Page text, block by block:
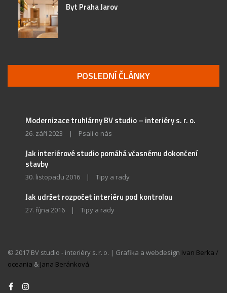
Byt Praha Jarov
POSLEDNÍ ČLÁNKY
Modernizace truhlárny BV studio – interiéry s. r. o.
26. září 2023 | Psali o nás
Jak interiérové studio pomáhá včasnému dokončení
stavby
30. listopadu 2016 | Tipy a rady
Jak udržet rozpočet interiéru pod kontrolou
27. října 2016 | Tipy a rady
© 2017 BV studio - interiéry s. r. o. | Grafika a webdesign Ivan Berka /
oceania & Jana Beránková